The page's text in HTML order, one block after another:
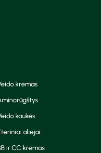
kremas
kaukės
aliejai
ir CC kremas